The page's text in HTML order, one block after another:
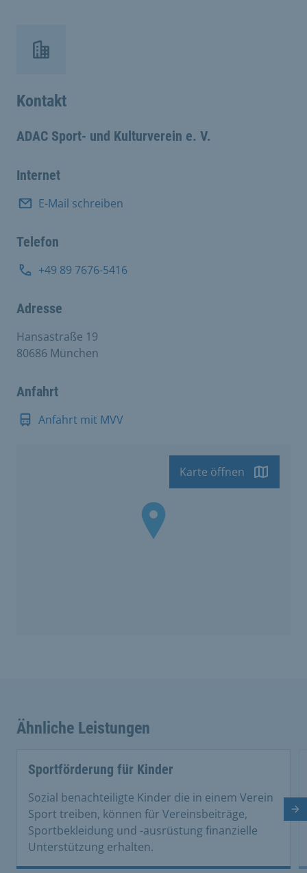
Kontakt
ADAC Sport- und Kulturverein e. V.
Internet
E-Mail schreiben
Telefon
+49 89 7676-5416
Adresse
Hansastraße 19
80686 München
Anfahrt
Anfahrt mit MVV
Karte öffnen
Ähnliche Leistungen
Sportförderung für Kinder
Sozial benachteiligte Kinder die in einem Verein
Sport treiben, können für Vereinsbeiträge,
Sportbekleidung und -ausrüstung finanzielle
Unterstützung erhalten.